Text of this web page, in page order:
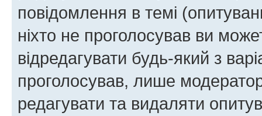
повідомлення в темі
ніхто не проголосував ви
відредагувати будь-який з
проголосував, лише
редагувати та видаляти